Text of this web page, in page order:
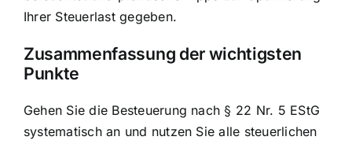
Ihrer Steuerlast gegeben.
Zusammenfassung der wichtigsten
Punkte
Gehen Sie die Besteuerung nach § 22 Nr. 5 EStG
systematisch an und nutzen Sie alle steuerlichen